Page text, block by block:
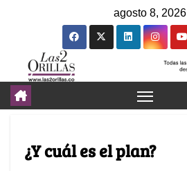
agosto 8, 2026
¿Y cuál es el plan?